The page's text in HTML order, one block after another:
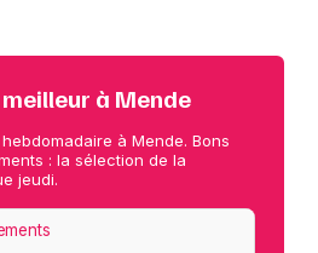
à Mende
à Mende. Bons
: la sélection de la
jeudi.